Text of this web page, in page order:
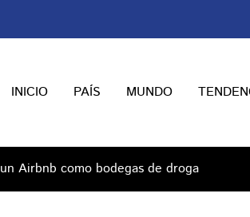
INICIO PAÍS MUNDO
Airbnb como bodegas de droga